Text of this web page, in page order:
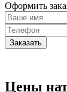
Оформить
Заказать
Цены